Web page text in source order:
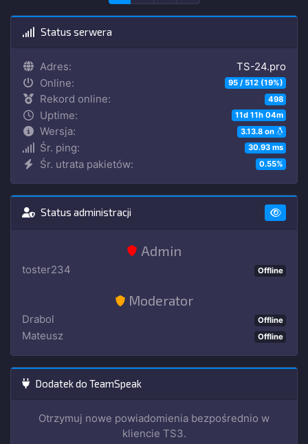
Status serwera
Adres:
TS-24.pro
Online:
95 / 512 (19%)
Rekord online: 498
Uptime: 11d 11h 04m
Wersja: 3.13.8 on
Śr. ping: 30.93 ms
Śr. utrata pakietów: 0.55%
Status administracji
Admin
toster234 Offline
Moderator
Drabol Offline
Mateusz Offline
Dodatek do TeamSpeak
Otrzymuj nowe powiadomienia bezpośrednio w
kliencie TS3.